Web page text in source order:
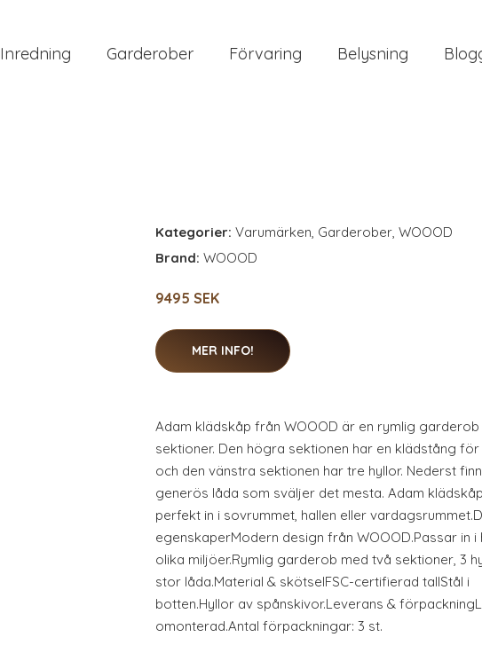
Inredning Garderober Förvaring Belysning
Kategorier: Varumärken, Garderober, WOOOD
Brand: WOOOD
9495 SEK
MER INFO!
Adam klädskåp från WOOOD är en rymlig
sektioner. Den högra sektionen har en klädstång
och den vänstra sektionen har tre hyllor. Nederst
generös låda som sväljer det mesta. Adam
perfekt in i sovrummet, hallen eller
egenskaperModern design från WOOOD.Passar in i
olika miljöer.Rymlig garderob med två sektioner, 3
stor låda.Material & skötselFSC-certifierad tallStål i
botten.Hyllor av spånskivor.Leverans &
omonterad.Antal förpackningar: 3 st.